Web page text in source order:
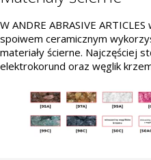
W ANDRE ABRASIVE
spoiwem ceramicznym
materiały ścierne. Najczęściej
elektrokorund oraz węglik